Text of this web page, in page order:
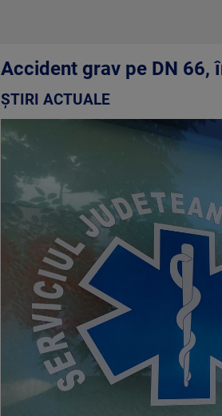
Accident grav pe DN 66,
ȘTIRI ACTUALE